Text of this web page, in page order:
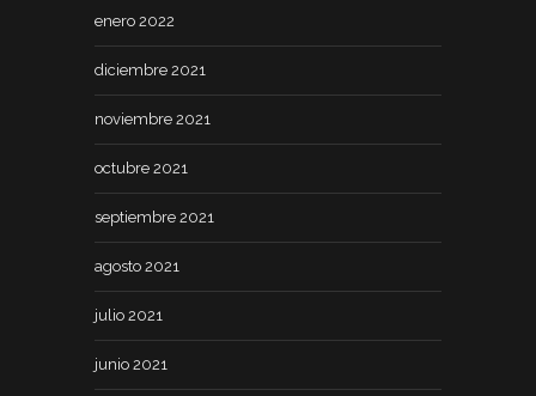
enero 2022
diciembre 2021
noviembre 2021
octubre 2021
septiembre 2021
agosto 2021
julio 2021
junio 2021